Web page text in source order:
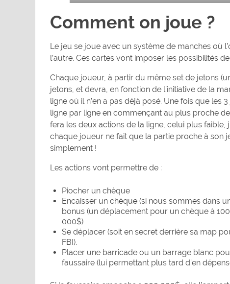
Comment on joue ?
Le jeu se joue avec un système de manches où
l’autre. Ces cartes vont imposer les possibilités
Chaque joueur, à partir du même set de jetons
jetons, et devra, en fonction de l’initiative de la
ligne où il n’en a pas déjà posé. Une fois que
ligne par ligne en commençant au plus proche
fera les deux actions de la ligne, celui plus faible,
chaque joueur ne fait que la partie proche à son
simplement !
Les actions vont permettre de :
Piocher un chèque
Encaisser un chèque (si nous sommes dans
bonus (un déplacement pour un chèque à
000$)
Se déplacer (soit en secret derrière sa map
FBI).
Placer une barricade ou un barrage blanc
faussaire (lui permettant plus tard d’en